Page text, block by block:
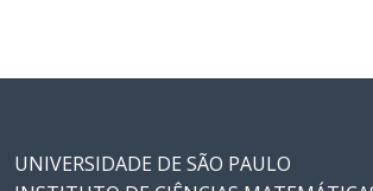
UNIVERSIDADE DE SÃO PAULO